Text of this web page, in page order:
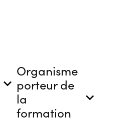
Organisme
porteur de
la
formation